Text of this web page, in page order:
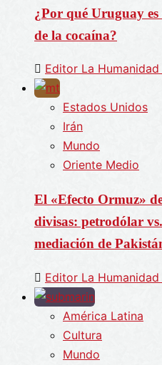
¿Por qué Uruguay
de la cocaína?
Editor La Humanidad
Estados Unidos
Irán
Mundo
Oriente Medio
El «Efecto Ormuz»
divisas: petrodólar
mediación de
Editor La Humanidad
América Latina
Cultura
Mundo